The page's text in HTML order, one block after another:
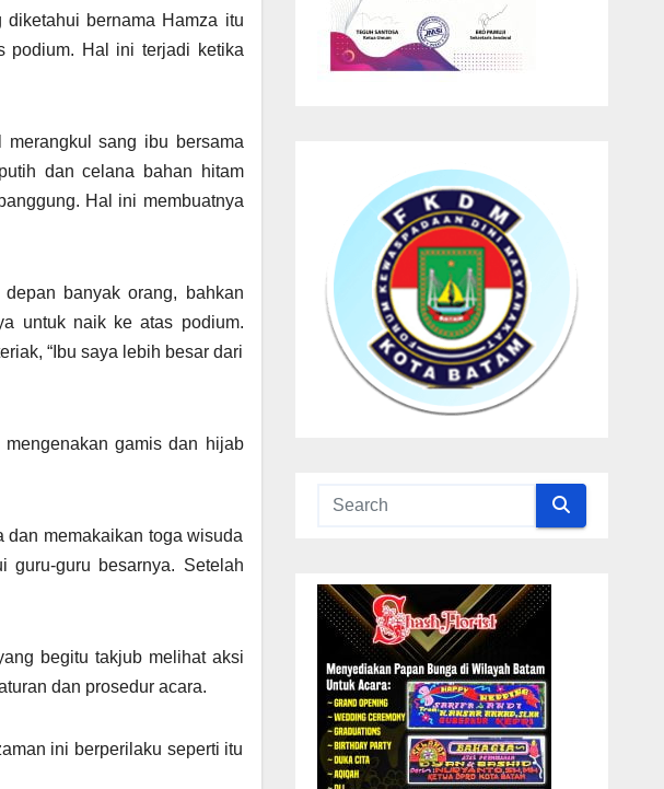
bernama Hamza itu
podium. Hal ini terjadi ketika
sang ibu bersama
dan celana bahan hitam
Hal ini membuatnya
banyak orang, bahkan
untuk naik ke atas podium.
“Ibu saya lebih besar dari
gamis dan hijab
dan memakaikan toga wisuda
guru-guru besarnya. Setelah
begitu takjub melihat aksi
dan prosedur acara.
ini berperilaku seperti itu